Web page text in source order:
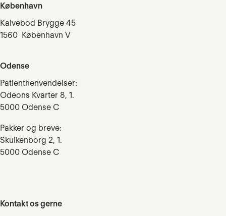
København
Kalvebod Brygge 45
1560 København V
Odense
Patienthenvendelser:
Odeons Kvarter 8, 1.
5000 Odense C
Pakker og breve:
Skulkenborg 2, 1.
5000 Odense C
Kontakt os gerne